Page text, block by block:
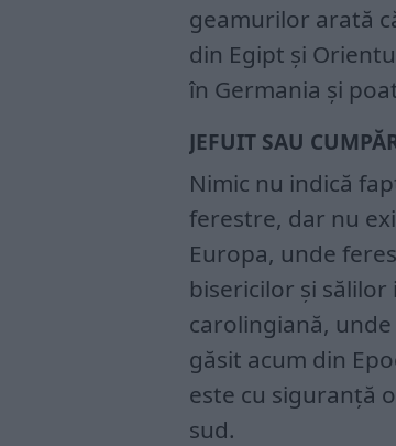
geamurilor arată
din Egipt și
în Germania și
JEFUIT SAU
Nimic nu indică
ferestre, dar nu
Europa, unde
bisericilor și
carolingiană,
găsit acum din
este cu siguranță
sud.